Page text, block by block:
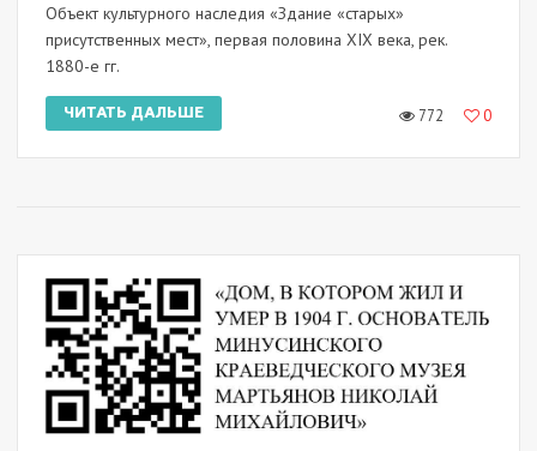
Объект культурного наследия «Здание «старых»
присутственных мест», первая половина ХIХ века, рек.
1880-е гг.
ЧИТАТЬ ДАЛЬШЕ 772 0